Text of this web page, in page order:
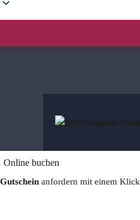
Online buchen
Gutschein anfordern mit einem Klick